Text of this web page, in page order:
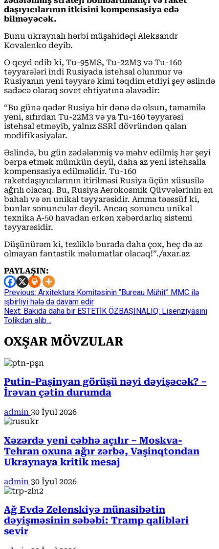
daşıyıcılarının itkisini kompensasiya edə
bilməyəcək.
Bunu ukraynalı hərbi müşahidəçi Aleksandr
Kovalenko deyib.
O qeyd edib ki, Tu-95MS, Tu-22M3 və Tu-160
təyyarələri indi Rusiyada istehsal olunmur və
Rusiyanın yeni təyyarə kimi təqdim etdiyi şey əslində
sadəcə olaraq sovet ehtiyatına əlavədir:
“Bu günə qədər Rusiya bir dənə də olsun, tamamilə
yeni, sıfırdan Tu-22M3 və ya Tu-160 təyyarəsi
istehsal etməyib, yalnız SSRİ dövründən qalan
modifikasiyalar.
Əslində, bu gün zədələnmiş və məhv edilmiş hər şeyi
bərpa etmək mümkün deyil, daha az yeni istehsalla
kompensasiya edilməlidir. Tu-160
raketdaşıyıcılarının itirilməsi Rusiya üçün xüsusilə
ağrılı olacaq. Bu, Rusiya Aerokosmik Qüvvələrinin ən
bahalı və ən unikal təyyarəsidir. Amma təəssüf ki,
bunlar sonuncular deyil. Ancaq sonuncu unikal
texnika A-50 havadan erkən xəbərdarlıq sistemi
təyyarəsidir.
Düşünürəm ki, tezliklə burada daha çox, heç də az
olmayan fantastik məlumatlar olacaq!”./axar.az
PAYLAŞIN:
Continue
Reading
Previous: Arxitektura Komitəsinin “Bureau Mühit” MMC ilə
işbirliyi hələ də davam edir
Next: Bakıda daha bir ESTETİK ÖZBAŞINALIQ: Lisenziyasını
Tolikdən alıb…
OXŞAR MÖVZULAR
Putin-Paşinyan görüşü nəyi dəyişəcək? –
İrəvan çətin durumda
admin 30 İyul 2026
Xəzərdə yeni cəbhə açılır – Moskva-
Tehran oxuna ağır zərbə, Vaşinqtondan
Ukraynaya kritik mesaj
admin 30 İyul 2026
Ağ Evdə Zelenskiyə münasibətin
dəyişməsinin səbəbi: Tramp qalibləri
sevir